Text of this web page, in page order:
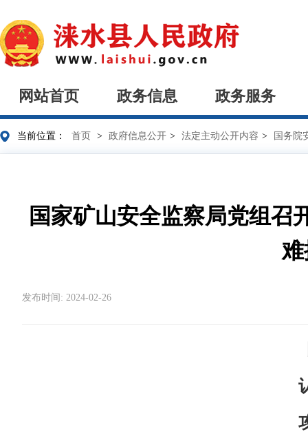
网站首页 政务信息 政务服务
当前位置： 首页 > 政府信息公开 > 法定主动公开内容 > 国务院
国家矿山安全监察局党组召
发布时间: 2024-02-26